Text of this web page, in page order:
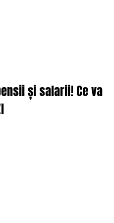
și salarii! Ce va